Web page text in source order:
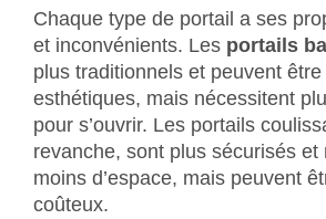
Chaque type de portail a ses
et inconvénients. Les portails
plus traditionnels et peuvent
esthétiques, mais nécessitent
pour s’ouvrir. Les portails
revanche, sont plus sécurisés et
moins d’espace, mais peuvent
coûteux.